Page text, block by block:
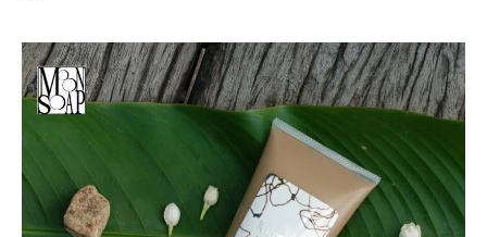
MOONSOAP
(ムーンソープ)
クロミツヘアパ